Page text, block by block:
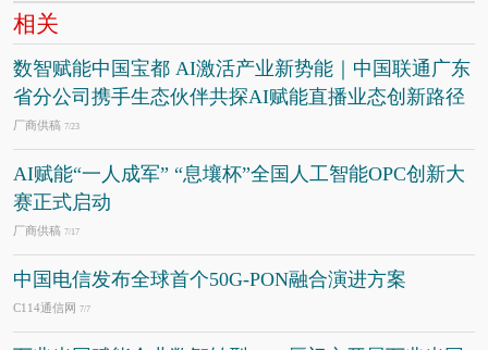
相关
数智赋能中国宝都 AI激活产业新势能｜中国联通广东
省分公司携手生态伙伴共探AI赋能直播业态创新路径
厂商供稿 7/23
AI赋能“一人成军” “息壤杯”全国人工智能OPC创新大
赛正式启动
厂商供稿 7/17
中国电信发布全球首个50G-PON融合演进方案
C114通信网 7/7